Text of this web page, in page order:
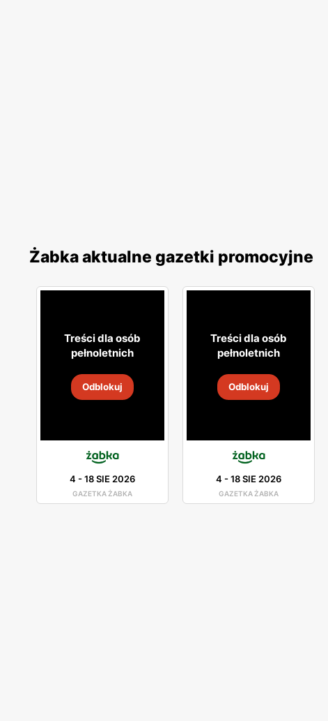
Żabka aktualne gazetki promocyjne
Treści dla osób
pełnoletnich
Odblokuj
4 -18 SIE 2026
GAZETKA ŻABKA
Treści dla osób
pełnoletnich
Odblokuj
4 -18 SIE 2026
GAZETKA ŻABKA